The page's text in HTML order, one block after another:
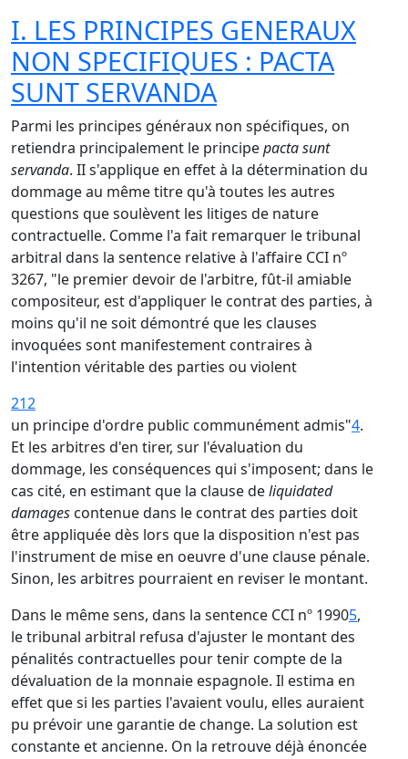
I. LES PRINCIPES GENERAUX
NON SPECIFIQUES : PACTA
SUNT SERVANDA
Parmi les principes généraux non spécifiques, on
retiendra principalement le principepacta sunt
servanda. II s'applique en effet à la détermination du
dommage au même titre qu'à toutes les autres
questions que soulèvent les litiges de nature
contractuelle. Comme l'a fait remarquer le tribunal
arbitral dans la sentence relative à l'affaire CCI nº
3267, "le premier devoir de l'arbitre, fût-il amiable
compositeur, est d'appliquer le contrat des parties, à
moins qu'il ne soit démontré que les clauses
invoquées sont manifestement contraires à
l'intention véritable des parties ou violent
212
un principe d'ordre public communément admis"4.
Et les arbitres d'en tirer, sur l'évaluation du
dommage, les conséquences qui s'imposent; dans le
cas cité, en estimant que la clause deliquidated
damages contenue dans le contrat des parties doit
être appliquée dès lors que la disposition n'est pas
l'instrument de mise en oeuvre d'une clause pénale.
Sinon, les arbitres pourraient en reviser le montant.
Dans le même sens, dans la sentence CCI nº 19905,
le tribunal arbitral refusa d'ajuster le montant des
pénalités contractuelles pour tenir compte de la
dévaluation de la monnaie espagnole. Il estima en
effet que si les parties l'avaient voulu, elles auraient
pu prévoir une garantie de change. La solution est
constante et ancienne. On la retrouve déjà énoncée